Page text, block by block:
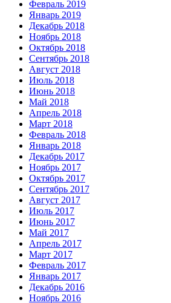
Февраль 2019
Январь 2019
Декабрь 2018
Ноябрь 2018
Октябрь 2018
Сентябрь 2018
Август 2018
Июль 2018
Июнь 2018
Май 2018
Апрель 2018
Март 2018
Февраль 2018
Январь 2018
Декабрь 2017
Ноябрь 2017
Октябрь 2017
Сентябрь 2017
Август 2017
Июль 2017
Июнь 2017
Май 2017
Апрель 2017
Март 2017
Февраль 2017
Январь 2017
Декабрь 2016
Ноябрь 2016